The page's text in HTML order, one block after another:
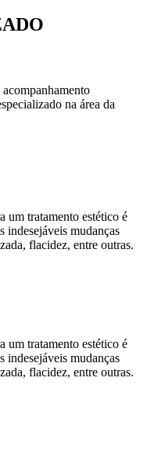
na área da
um tratamento estético é
indesejáveis mudanças
flacidez, entre outras.
um tratamento estético é
indesejáveis mudanças
flacidez, entre outras.